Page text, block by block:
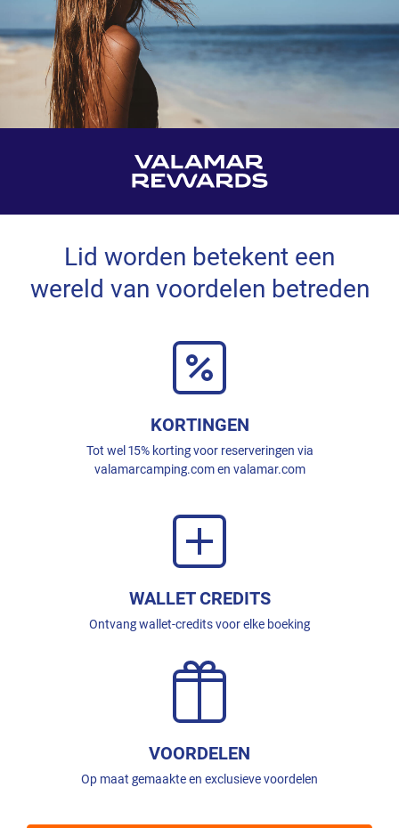
Lid worden betekent een
wereld van voordelen betreden
KORTINGEN
Tot wel 15% korting voor reserveringen via
valamarcamping.com en valamar.com
WALLET CREDITS
Ontvang wallet-credits voor elke boeking
VOORDELEN
Op maat gemaakte en exclusieve voordelen